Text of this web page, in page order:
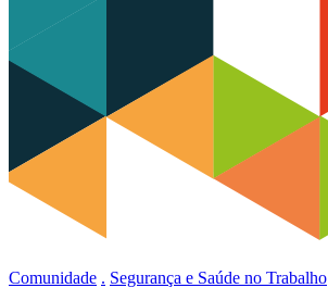
Comunidade . Segurança e Saúde no Trabalho